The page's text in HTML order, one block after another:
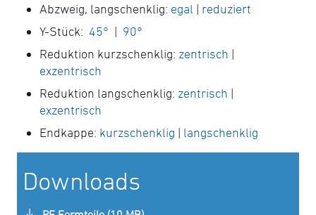
Abzweig, langschenklig: egal | reduziert
Y-Stück: 45° | 90°
Reduktion kurzschenklig: zentrisch |
exzentrisch
Reduktion langschenklig: zentrisch |
exzentrisch
Endkappe: kurzschenklig | langschenklig
Downloads